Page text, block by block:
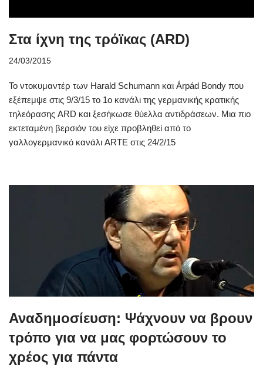
Στα ίχνη της τρόϊκας (ARD)
24/03/2015
Το ντοκυμαντέρ των Harald Schumann και Árpád Bondy που
εξέπεμψε στις 9/3/15 το 1ο κανάλι της γερμανικής κρατικής
τηλεόρασης ARD και ξεσήκωσε θύελλα αντιδράσεων. Μια πιο
εκτεταμένη βερσιόν του είχε προβληθεί από το
γαλλογερμανικό κανάλι ARTE στις 24/2/15
Αναδημοσίευση: Ψάχνουν να βρουν
τρόπο για να μας φορτώσουν το
χρέος για πάντα